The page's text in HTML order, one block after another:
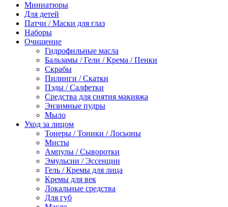
Миниатюры
Для детей
Патчи / Маски для глаз
Наборы
Очищение
Гидрофильные масла
Бальзамы / Гели / Крема / Пенки
Скрабы
Пилинги / Скатки
Пэды / Салфетки
Средства для снятия макияжа
Энзимные пудры
Мыло
Уход за лицом
Тонеры / Тоники / Лосьоны
Мисты
Ампулы / Сыворотки
Эмульсии / Эссенции
Гель / Кремы для лица
Кремы для век
Локальные средства
Для губ